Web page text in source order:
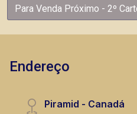
Para Venda Próximo - 2º
Endereço
Piramid - Canadá